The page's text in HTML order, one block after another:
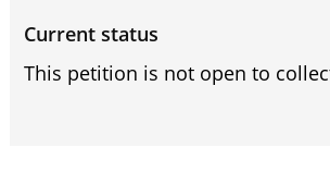
Current status
This petition is not open to